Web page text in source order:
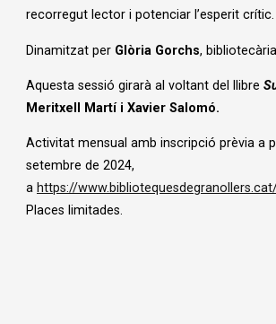
recorregut lector i potenciar l’esperit crític.
Dinamitzat per Glòria Gorchs,
Aquesta sessió girarà al voltant del llibre
Meritxell Martí i Xavier Salomó.
Activitat mensual amb inscripció prèvia a
setembre de 2024,
a https://
Places limitades.